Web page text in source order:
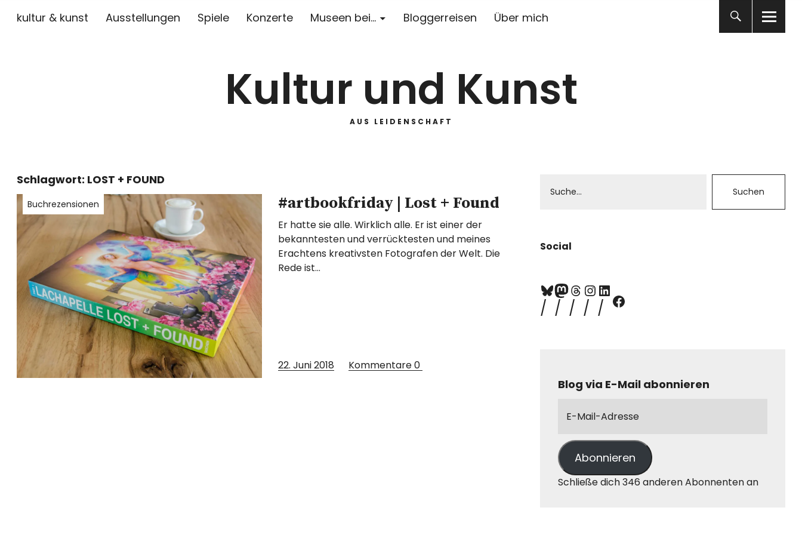
kultur & kunst Ausstellungen Spiele Konzerte Museen bei… Bloggerreisen Über mich
Kultur und Kunst
AUS LEIDENSCHAFT
Schlagwort: LOST + FOUND
Buchrezensionen #artbookfriday | Lost + Found
Er hatte sie alle. Wirklich alle. Er ist einer der
bekanntesten und verrücktesten und meines
Erachtens kreativsten Fotografen der Welt. Die
Rede ist…
22. Juni 2018 Kommentare0
Social
Blog via E-Mail abonnieren
Abonnieren
Schließe dich 346 anderen Abonnenten an